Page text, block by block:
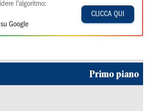
l'algoritmo:
Google
CLICCA QUI
Primo piano